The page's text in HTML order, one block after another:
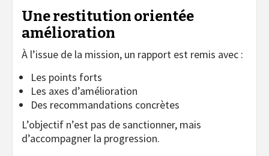
Une restitution orientée
amélioration
À l’issue de la mission, un rapport est remis avec :
Les points forts
Les axes d’amélioration
Des recommandations concrètes
L’objectif n’est pas de sanctionner, mais
d’accompagner la progression.